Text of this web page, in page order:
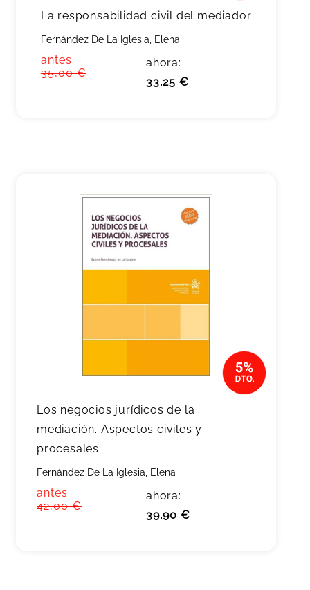
La responsabilidad civil del mediador
Fernández De La Iglesia, Elena
antes:
35,00 €
ahora:
33,25 €
Los negocios jurídicos de la
mediación. Aspectos civiles y
procesales.
Fernández De La Iglesia, Elena
antes:
42,00 €
ahora:
39,90 €